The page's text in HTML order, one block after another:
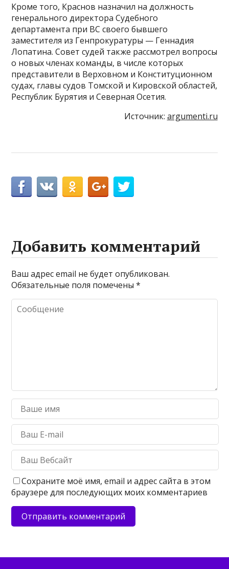
Кроме того, Краснов назначил на должность
генерального директора Судебного
департамента при ВС своего бывшего
заместителя из Генпрокуратуры — Геннадия
Лопатина. Совет судей также рассмотрел вопросы
о новых членах команды, в числе которых
представители в Верховном и Конституционном
судах, главы судов Томской и Кировской областей,
Республик Бурятия и Северная Осетия.
Источник: argumenti.ru
Добавить комментарий
Ваш адрес email не будет опубликован.
Обязательные поля помечены*
Сохраните моё имя, email и адрес сайта в этом
браузере для последующих моих комментариев